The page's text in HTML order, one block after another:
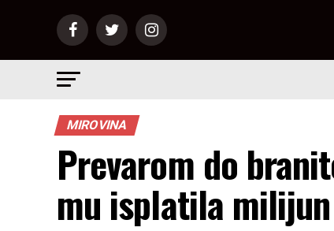
MIROVINA
Prevarom do
mu isplatila